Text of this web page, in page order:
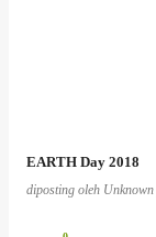
EARTH Day 2018
diposting oleh Unknown